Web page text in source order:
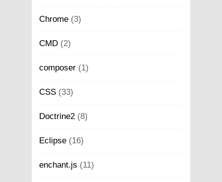
Chrome (3)
CMD (2)
composer (1)
CSS (33)
Doctrine2 (8)
Eclipse (16)
enchant.js (11)